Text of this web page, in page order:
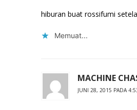
hiburan buat rossifumi
Memuat...
MACHINE
JUNI 28, 2015 PADA